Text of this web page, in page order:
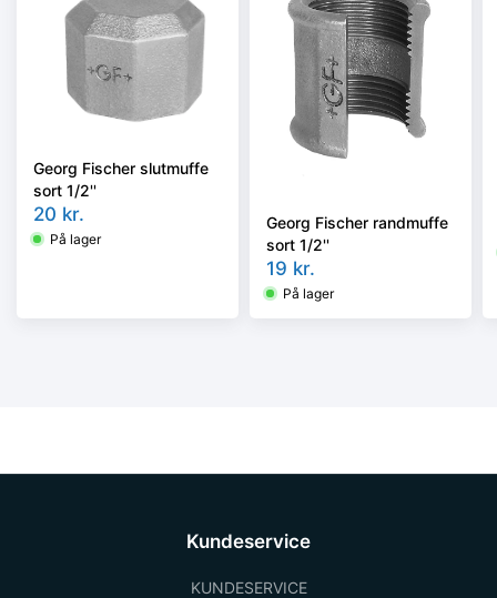
Georg Fischer slutmuffe
sort 1/2''
20 kr.
På lager
Georg Fischer randmuffe
sort 1/2''
19 kr.
På lager
Kundeservice
KUNDESERVICE